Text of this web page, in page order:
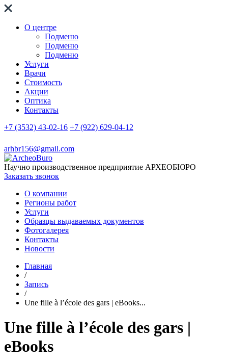
О центре
Подменю
Подменю
Подменю
Услуги
Врачи
Стоимость
Акции
Оптика
Контакты
+7 (3532) 43-02-16 +7 (922) 629-04-12
arhbr156@gmail.com
Научно производственное предприятие АРХЕОБЮРО
Заказать звонок
О компании
Регионы работ
Услуги
Образцы выдаваемых документов
Фотогалерея
Контакты
Новости
Главная
/
Запись
/
Une fille à l’école des gars | eBooks...
Une fille à l’école des gars |
eBooks